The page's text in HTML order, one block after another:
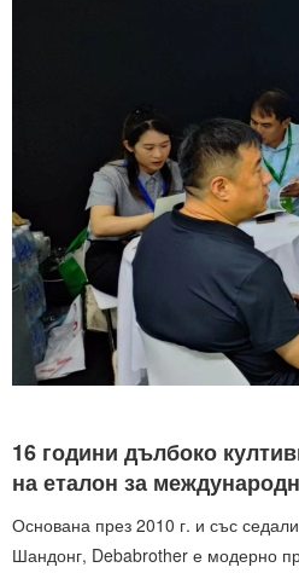
16 години дълбоко
на еталон за
Основана през 2010 г. и със
Шандонг, Debabrother е модерно